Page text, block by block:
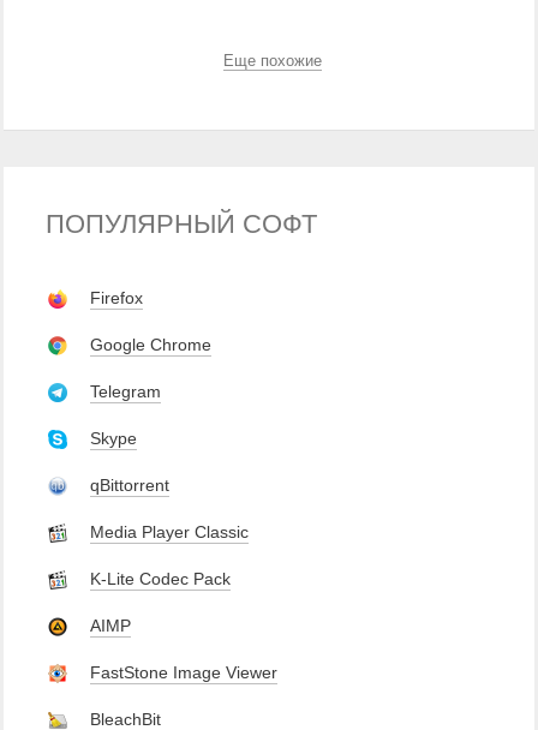
Еще похожие
ПОПУЛЯРНЫЙ СОФТ
Firefox
Google Chrome
Telegram
Skype
qBittorrent
Media Player Classic
K-Lite Codec Pack
AIMP
FastStone Image Viewer
BleachBit